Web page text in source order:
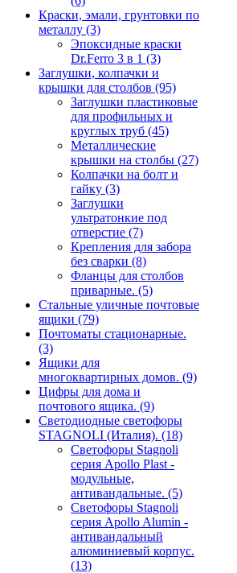
Краски, эмали, грунтовки по
металлу (3)
Эпоксидные краски
Dr.Ferro 3 в 1 (3)
Заглушки, колпачки и
крышки для столбов (95)
Заглушки пластиковые
для профильных и
круглых труб (45)
Металлические
крышки на столбы (27)
Колпачки на болт и
гайку (3)
Заглушки
ультратонкие под
отверстие (7)
Крепления для забора
без сварки (8)
Фланцы для столбов
приварные. (5)
Стальные уличные почтовые
ящики (79)
Почтоматы стационарные.
(3)
Ящики для
многоквартирных домов. (9)
Цифры для дома и
почтового ящика. (9)
Светодиодные светофоры
STAGNOLI (Италия). (18)
Светофоры Stagnoli
серия Apollo Plast -
модульные,
антивандальные. (5)
Светофоры Stagnoli
серия Apollo Alumin -
антивандальный
алюминиевый корпус.
(13)